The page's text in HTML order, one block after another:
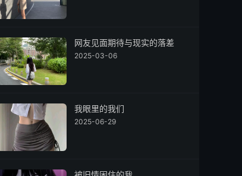
网友见面期待与现实的落差
2025-03-06
我眼里的我们
2025-06-29